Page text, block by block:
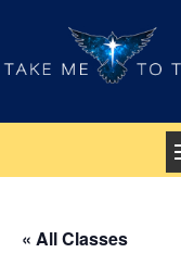
« All Classes